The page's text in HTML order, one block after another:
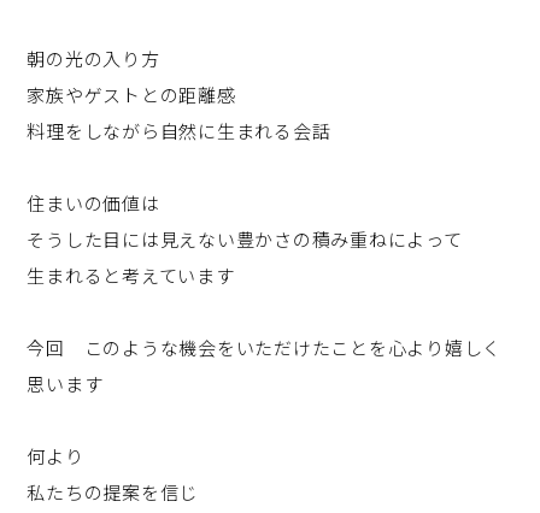
朝の光の入り方
家族やゲストとの距離感
料理をしながら自然に生まれる会話
住まいの価値は
そうした目には見えない豊かさの積み重ねによって
生まれると考えています
今回 このような機会をいただけたことを心より嬉しく
思います
何より
私たちの提案を信じ